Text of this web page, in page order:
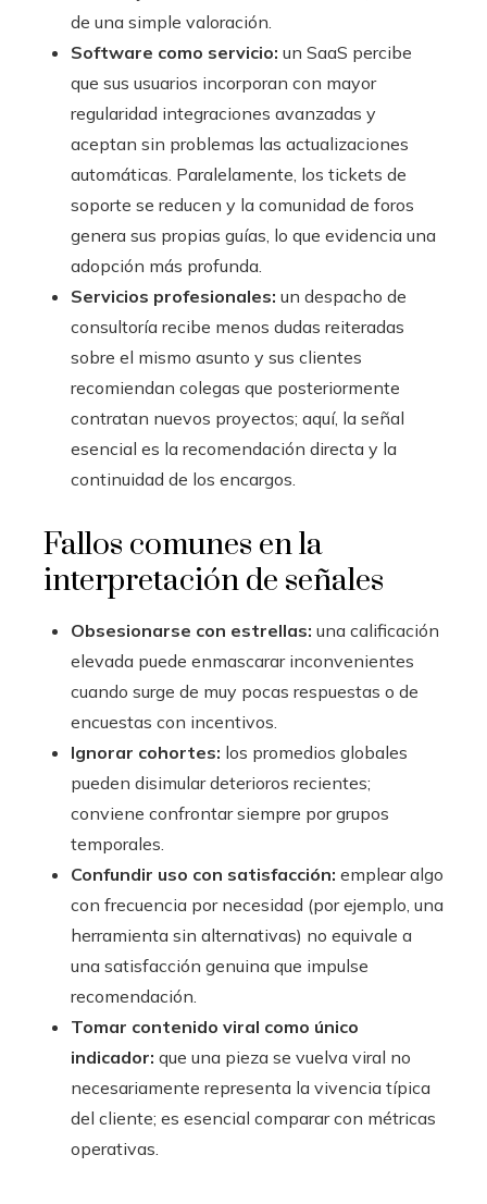
de una simple valoración.
Software como servicio: un SaaS percibe
que sus usuarios incorporan con mayor
regularidad integraciones avanzadas y
aceptan sin problemas las actualizaciones
automáticas. Paralelamente, los tickets de
soporte se reducen y la comunidad de foros
genera sus propias guías, lo que evidencia una
adopción más profunda.
Servicios profesionales: un despacho de
consultoría recibe menos dudas reiteradas
sobre el mismo asunto y sus clientes
recomiendan colegas que posteriormente
contratan nuevos proyectos; aquí, la señal
esencial es la recomendación directa y la
continuidad de los encargos.
Fallos comunes en la
interpretación de señales
Obsesionarse con estrellas: una calificación
elevada puede enmascarar inconvenientes
cuando surge de muy pocas respuestas o de
encuestas con incentivos.
Ignorar cohortes: los promedios globales
pueden disimular deterioros recientes;
conviene confrontar siempre por grupos
temporales.
Confundir uso con satisfacción: emplear algo
con frecuencia por necesidad (por ejemplo, una
herramienta sin alternativas) no equivale a
una satisfacción genuina que impulse
recomendación.
Tomar contenido viral como único
indicador: que una pieza se vuelva viral no
necesariamente representa la vivencia típica
del cliente; es esencial comparar con métricas
operativas.